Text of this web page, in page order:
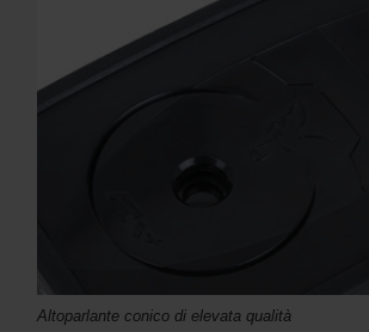
Altoparlante conico di elevata qualità